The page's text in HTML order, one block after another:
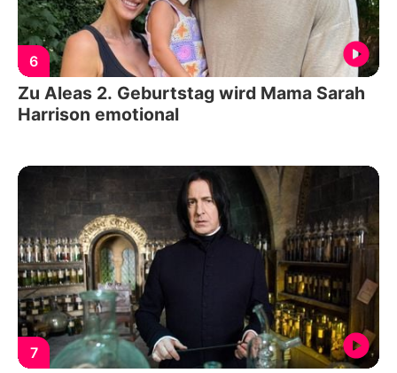
6
Zu Aleas 2. Geburtstag wird Mama Sarah
Harrison emotional
7